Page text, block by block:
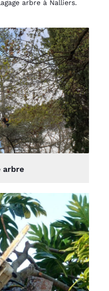
arbre à Nalliers.
arbre